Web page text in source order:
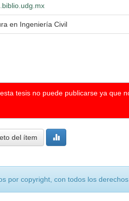
en Ingeniería Civil
tesis no puede publicarse ya
del ítem
por copyright, con todos los